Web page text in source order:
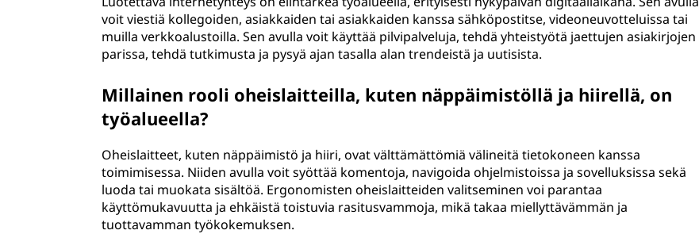
voit viestiä kollegoiden, asiakkaiden tai asiakkaiden kanssa sähköpostitse, videoneuvotteluissa tai
muilla verkkoalustoilla. Sen avulla voit käyttää pilvipalveluja, tehdä yhteistyötä jaettujen asiakirjojen
parissa, tehdä tutkimusta ja pysyä ajan tasalla alan trendeistä ja uutisista.
Millainen rooli oheislaitteilla, kuten näppäimistöllä ja hiirellä, on
työalueella?
Oheislaitteet, kuten näppäimistö ja hiiri, ovat välttämättömiä välineitä tietokoneen kanssa
toimimisessa. Niiden avulla voit syöttää komentoja, navigoida ohjelmistoissa ja sovelluksissa sekä
luoda tai muokata sisältöä. Ergonomisten oheislaitteiden valitseminen voi parantaa
käyttömukavuutta ja ehkäistä toistuvia rasitusvammoja, mikä takaa miellyttävämmän ja
tuottavamman työkokemuksen.